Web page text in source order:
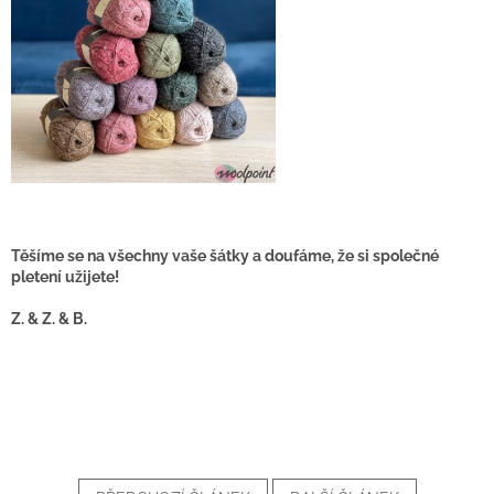
Těšíme se na všechny vaše šátky a doufáme, že si společné
pletení užijete!
Z. & Z. & B.